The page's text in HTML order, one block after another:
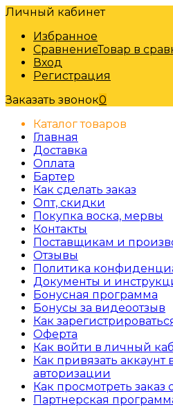
Личный кабинет
Избранное
СравнениеТовар в
Вход
Регистрация
Заказать звонок0
Каталог товаров
Главная
Доставка
Оплата
Бартер
Как сделать заказ
Опт, скидки
Покупка воска, мервы
Контакты
Поставщикам и
Отзывы
Политика
Документы и
Бонусная программа
Бонусы за видеоотзыв
Как
Оферта
Как войти в личный
Как привязать
авторизации
Как просмотреть
Партнерская